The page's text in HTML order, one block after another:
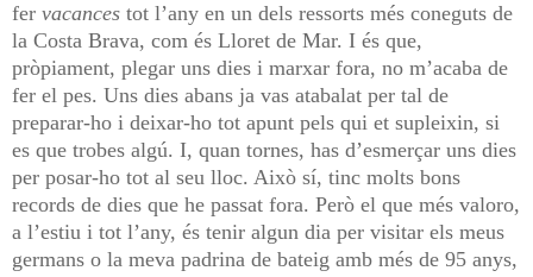
fer vacances tot l’any en un dels ressorts més coneguts de
la Costa Brava, com és Lloret de Mar. I és que,
pròpiament, plegar uns dies i marxar fora, no m’acaba de
fer el pes. Uns dies abans ja vas atabalat per tal de
preparar-ho i deixar-ho tot apunt pels qui et supleixin, si
es que trobes algú. I, quan tornes, has d’esmerçar uns dies
per posar-ho tot al seu lloc. Això sí, tinc molts bons
records de dies que he passat fora. Però el que més valoro,
a l’estiu i tot l’any, és tenir algun dia per visitar els meus
germans o la meva padrina de bateig amb més de 95 anys,